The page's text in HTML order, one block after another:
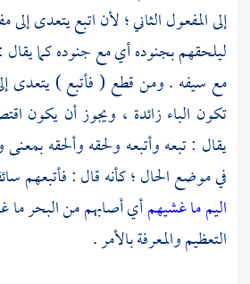
إلى المفعول الثاني ؛ لأن اتبع يتعدى
ليلحقهم بجنوده أي مع جنوده كما
مع سيفه . ومن قطع ( فأتبع ) يتعدى
تكون الباء زائدة ، ويجوز أن يكون
يقال : تبعه وأتبعه ولحقه وألحقه
في موضع الحال ؛ كأنه قال : فأتبعهم
اليم ما غشيهمأي أصابهم من البحر ما
التعظيم والمعرفة بالأمر .